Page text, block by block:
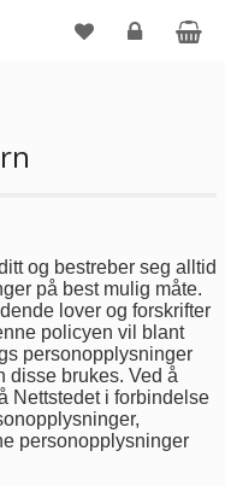
og bestreber seg alltid
på best mulig måte.
lover og forskrifter
policyen vil blant
personopplysninger
disse brukes. Ved å
Nettstedet i forbindelse
personopplysninger